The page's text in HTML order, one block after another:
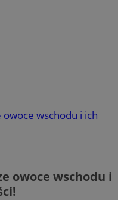
owoce wschodu i ich
owoce wschodu i